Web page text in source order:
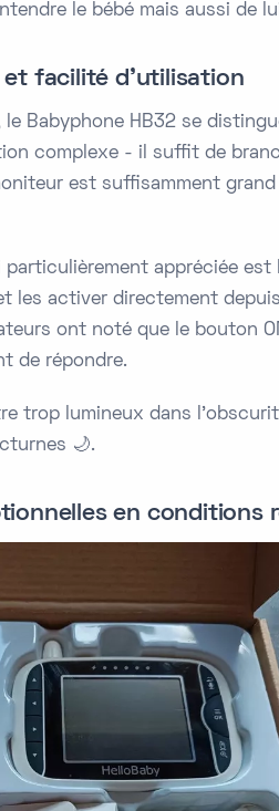
le bébé mais aussi
facilité d’utilisation
le Babyphone HB32 se
complexe - il suffit de
est suffisamment
appréciée
les activer directement
ont noté que le bouton
de répondre.
trop lumineux dans
🌙.
en conditions